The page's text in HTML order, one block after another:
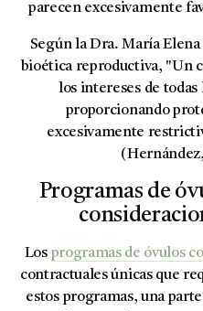
parecen excesivamente
Según la Dra. María
bioética reproductiva, "Un
los intereses de todas
proporcionando
excesivamente
Programas de
Los programas de óvulos
contractuales únicas que
estos programas, una